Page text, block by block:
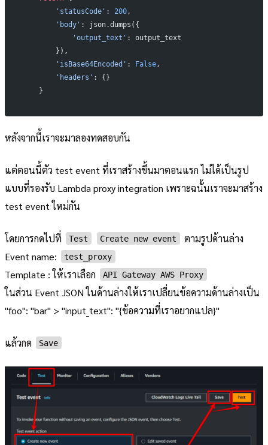
        'statusCode'
: 200,
        'body'
: json.dumps({
            'output_text'
: output_text
        }),
        'isBase64Encoded'
: False,
        'headers'
: {}
    }
หลังจากนี้เราจะมาลองทดสอบกัน
แต่ตอนนี้ตัว test event ที่เราสร้างขึ้นมาตอนแรก ไม่ได้เป็นรูป
แบบที่รองรับ Lambda proxy integration เพราะฉนั้นเราจะมาสร้าง
test event ใหม่กัน
โดยการกดไปที่ Test Create new event
ตามรูปด้านล่าง
Event name:
test_proxy
Template : ให้เราเลือก API Gateway AWS Proxy
ในส่วน Event JSON ในด้านล่างให้เราเปลี่ยนข้อความด้านล่างเป็น
"foo": "bar" > "input_text": "{ข้อความที่เราอยากแปล}"
แล้วกด Save